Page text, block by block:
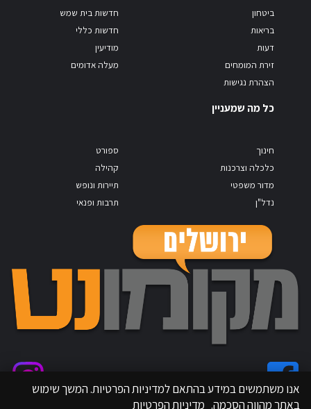
ביטחון
בריאות
דעות
זירת המומחים
הצהרת נגישות
חדשות בית שמש
חדשות כללי
מודיעין
מעלה אדומים
כל מה שמעניין
חינוך
כלכלה וצרכנות
מדור משפטי
נדל"ן
ספורט
קהילה
תיירות ונופש
תרבות ופנאי
אנו משתמשים במידע בהתאם למדיניות הפרטיות. המשך שימוש
באתר מהווה הסכמה. מדיניות הפרטיות